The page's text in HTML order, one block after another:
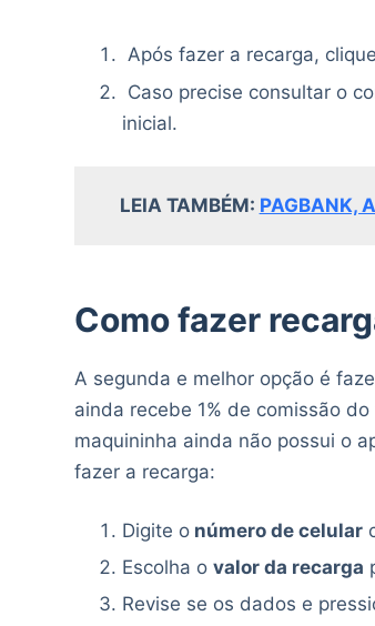
Após fazer a recarga,
Caso precise consultar o
inicial.
LEIA TAMBÉM: PAGBANK,
Como fazer
A segunda e melhor opção é
ainda recebe 1% de comissão
maquininha ainda não possui o
fazer a recarga:
Digite onúmero de celular
Escolha o valor da recarga
Revise se os dados e